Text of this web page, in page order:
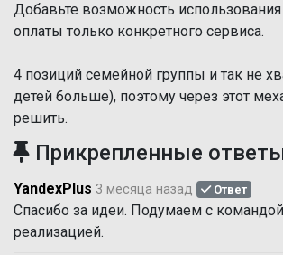
Добавьте возможность
оплаты только конкретного сервиса.
4 позиций семейной группы и так не
детей больше), поэтому через этот
решить.
Прикрепленные
YandexPlus 3 месяца назад Ответ
Спасибо за идеи. Подумаем с
реализацией.